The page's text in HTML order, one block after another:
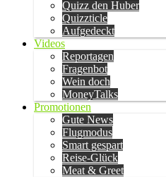
Quizz den Huber
Quizzticle
Aufgedeckt
Videos
Reportagen
Fragenbot
Wein doch
MoneyTalks
Promotionen
Gute News
Flugmodus
Smart gespart
Reise-Glück
Meat & Greet